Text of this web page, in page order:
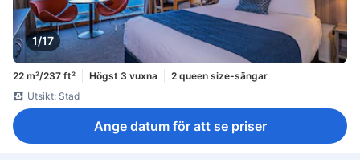
1/17
22 m²/237 ft² Högst 3 vuxna
2 queen size-sängar
Utsikt: Stad
Ange datum för att se priser